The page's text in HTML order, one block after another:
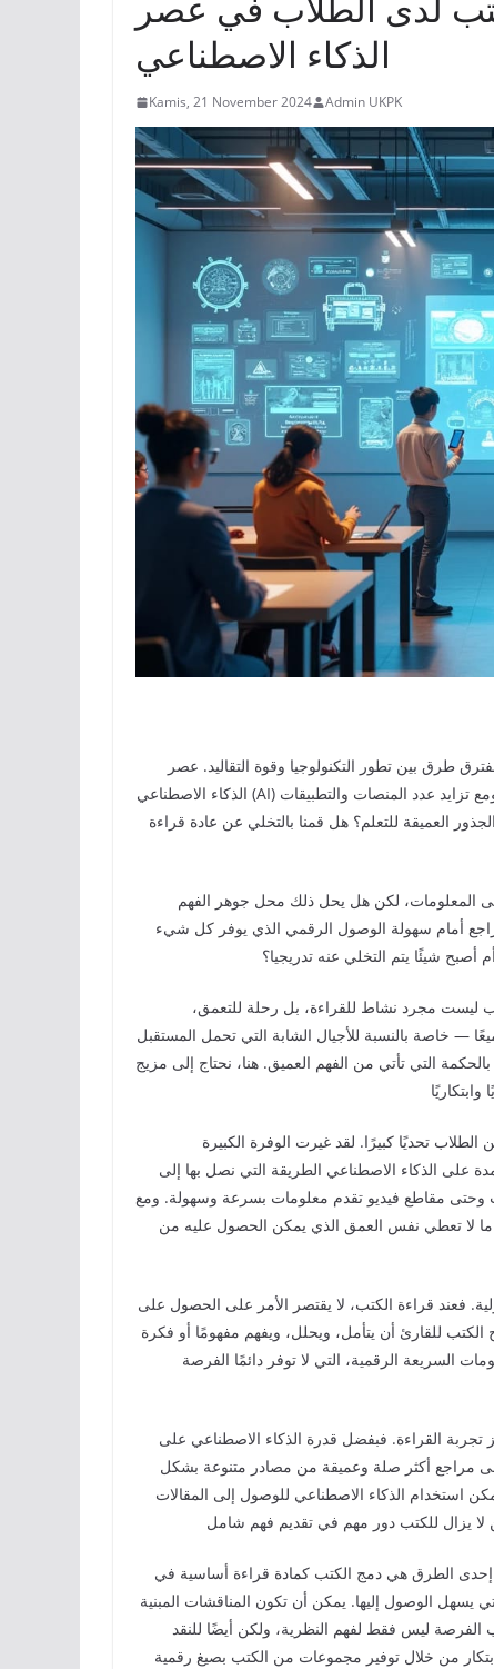
الذكاء الاصطناعي
Kamis, 21 November 2024 Admin UKPK
طرق بين تطور التكنولوجيا وقوة التقاليد. عصر
الذكاء الاصطناعي (AI) الذي وصل بسرعة كبيرة، يجلب معه موجة غير مسبوقة من المعلومات. ومع تزايد عدد المنصات والتطبيقات
العميقة للتعلم؟ هل قمنا بالتخلي عن عادة قراءة
المعلومات، لكن هل يحل ذلك محل جوهر الفهم
أمام سهولة الوصول الرقمي الذي يوفر كل شيء
شيئًا يتم التخلي عنه تدريجيا؟
ليست مجرد نشاط للقراءة، بل رحلة للتعمق،
— خاصة بالنسبة للأجيال الشابة التي تحمل المستقبل
التي تأتي من الفهم العميق. هنا، نحتاج إلى مزيج
تحديًا كبيرًا. لقد غيرت الوفرة الكبيرة
على الذكاء الاصطناعي الطريقة التي نصل بها إلى
وحتى مقاطع فيديو تقدم معلومات بسرعة وسهولة. ومع
ما لا تعطي نفس العمق الذي يمكن الحصول عليه من
فعند قراءة الكتب، لا يقتصر الأمر على الحصول على
للقارئ أن يتأمل، ويحلل، ويفهم مفهومًا أو فكرة
السريعة الرقمية، التي لا توفر دائمًا الفرصة
تجربة القراءة. فبفضل قدرة الذكاء الاصطناعي على
مراجع أكثر صلة وعميقة من مصادر متنوعة بشكل
استخدام الذكاء الاصطناعي للوصول إلى المقالات
إحدى الطرق هي دمج الكتب كمادة قراءة أساسية في
يسهل الوصول إليها. يمكن أن تكون المناقشات المبنية
الفرصة ليس فقط لفهم النظرية، ولكن أيضًا للنقد
من خلال توفير مجموعات من الكتب بصيغ رقمية